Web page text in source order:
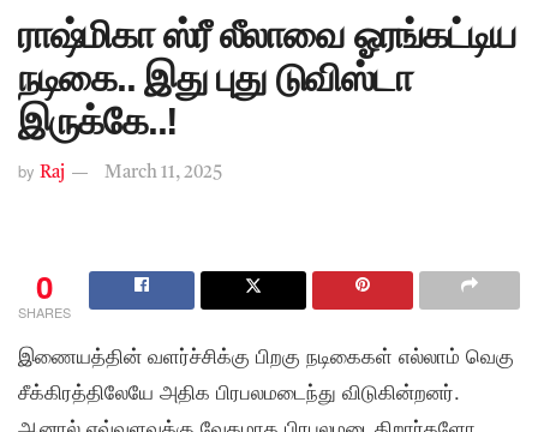
ராஷ்மிகா ஸ்ரீ லீலாவை ஓரங்கட்டிய
நடிகை.. இது புது டுவிஸ்டா
இருக்கே..!
by Raj March 11, 2025
0
SHARES
இணையத்தின் வளர்ச்சிக்கு பிறகு நடிகைகள் எல்லாம் வெகு
சீக்கிரத்திலேயே அதிக பிரபலமடைந்து விடுகின்றனர்.